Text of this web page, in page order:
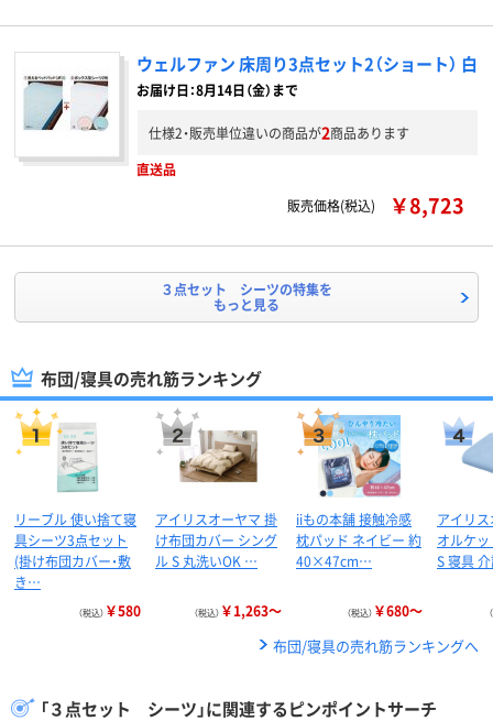
ウェルファン 床周り3点セット2（ショート） 白
お届け日：8月14日（金）まで
仕様2・販売単位違いの商品が2商品あります
直送品
販売価格(税込)
￥8,723
３点セット シーツの特集を
もっと見る
布団/寝具の売れ筋ランキング
リーブル 使い捨て寝
具シーツ3点セット
(掛け布団カバー・敷
き…
（税込） ￥580
アイリスオーヤマ 掛
け布団カバー シング
ル S 丸洗いOK …
（税込） ￥1,263～
iiもの本舗 接触冷感
枕パッド ネイビー 約
40×47cm…
（税込） ￥680～
アイリ
オルケ
S 寝具
布団/寝具の売れ筋ランキングへ
「３点セット シーツ」に関連するピンポイントサーチ